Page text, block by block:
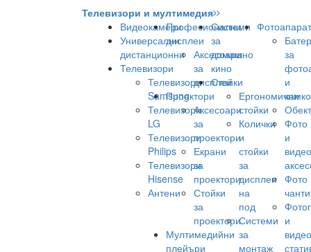
Телевизори и мултимедия
Видеокамери
Универсални
дистанционни
Телевизори
Телевизори
Samsung
Телевизори
LG
Телевизори
Philips
Телевизори
Hisense
Антени
Професионални
дисплеи
Аксесоари
за
дисплеи
Проектори
Аксесоари
за
проектори
Екрани
за
проектори
Стойки
за
проектори
Мултимедийни
плейъри
Системи
за
домашно
кино
Стойки
Ергономични
стойки
Колички
и
стойки
за
дисплеи
на
под
Системи
за
монтаж
за
и
Фото
и
видео
Фото
чанти
и
видео